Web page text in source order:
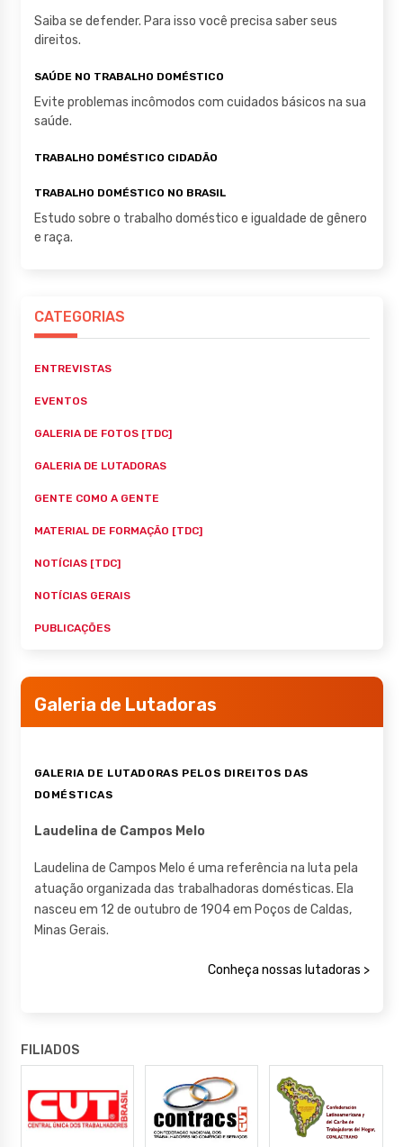
Saiba se defender. Para isso você precisa saber seus
direitos.
SAÚDE NO TRABALHO DOMÉSTICO
Evite problemas incômodos com cuidados básicos na sua
saúde.
TRABALHO DOMÉSTICO CIDADÃO
TRABALHO DOMÉSTICO NO BRASIL
Estudo sobre o trabalho doméstico e igualdade de gênero
e raça.
CATEGORIAS
ENTREVISTAS
EVENTOS
GALERIA DE FOTOS [TDC]
GALERIA DE LUTADORAS
GENTE COMO A GENTE
MATERIAL DE FORMAÇÃO [TDC]
NOTÍCIAS [TDC]
NOTÍCIAS GERAIS
PUBLICAÇÕES
Galeria de Lutadoras
GALERIA DE LUTADORAS PELOS DIREITOS DAS
DOMÉSTICAS
Laudelina de Campos Melo
Laudelina de Campos Melo é uma referência na luta pela
atuação organizada das trabalhadoras domésticas. Ela
nasceu em 12 de outubro de 1904 em Poços de Caldas,
Minas Gerais.
Conheça nossas lutadoras >
FILIADOS